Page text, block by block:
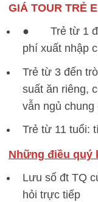
GIÁ TOUR TRẺ
● Trẻ từ 1
phí xuất nhập
Trẻ từ 3 đến
suất ăn riêng,
vẫn ngủ
Trẻ từ 11 tuổi:
Những điều quý
Lưu số đt TQ
hỏi trực tiếp